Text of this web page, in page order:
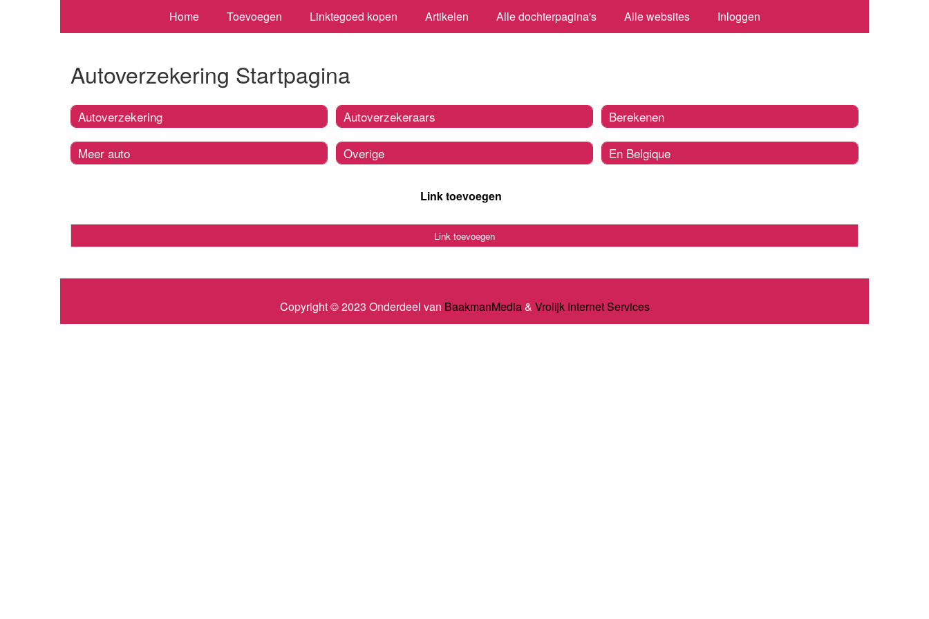
Home Toevoegen Linktegoed kopen Artikelen Alle dochterpagina's Alle websites Inloggen
Autoverzekering Startpagina
Autoverzekering
Meer auto
Autoverzekeraars
Overige
Berekenen
En Belgique
Link toevoegen
Link toevoegen
Copyright © 2023 Onderdeel van BaakmanMedia& Vrolijk Internet Services